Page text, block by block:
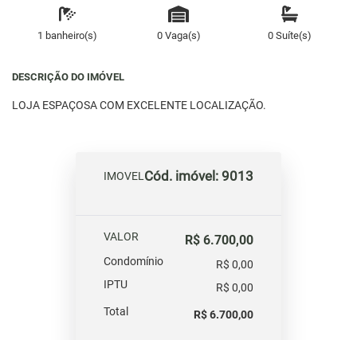
1 banheiro(s) 0 Vaga(s) 0 Suíte(s)
DESCRIÇÃO DO IMÓVEL
LOJA ESPAÇOSA COM EXCELENTE LOCALIZAÇÃO.
IMOVELCód. imóvel: 9013
VALOR R$ 6.700,00
Condomínio
R$ 0,00
IPTU
R$ 0,00
Total
R$ 6.700,00